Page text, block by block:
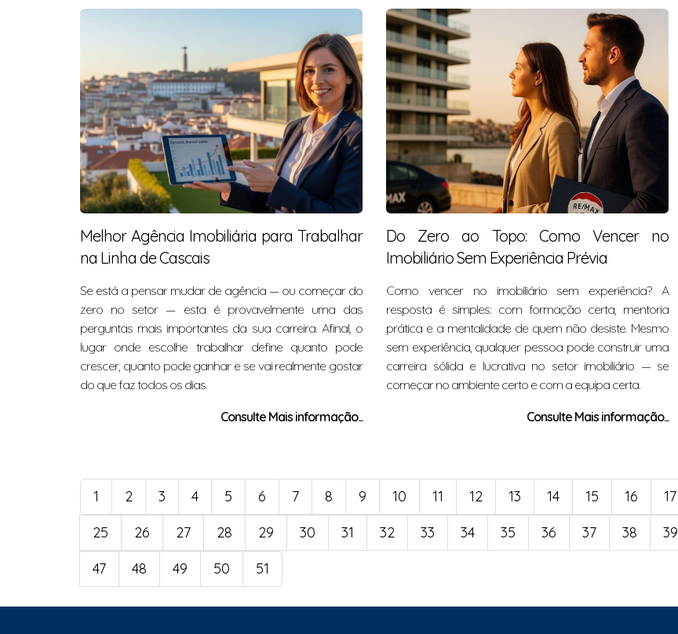
Melhor Agência Imobiliária para Trabalhar
na Linha de Cascais
Se está a pensar mudar de agência — ou começar do
zero no setor — esta é provavelmente uma das
perguntas mais importantes da sua carreira. Afinal, o
lugar onde escolhe trabalhar define quanto pode
crescer, quanto pode ganhar e se vai realmente gostar
do que faz todos os dias.
Consulte Mais informação...
Do Zero ao Topo: Como Vencer no
Imobiliário Sem Experiência Prévia
Como vencer no imobiliário sem experiência? A
resposta é simples: com formação certa, mentoria
prática e a mentalidade de quem não desiste. Mesmo
sem experiência, qualquer pessoa pode construir uma
carreira sólida e lucrativa no setor imobiliário — se
começar no ambiente certo e com a equipa certa.
Consulte Mais informação...
1 2 3 4 5 6 7 8 9 10 11 12 13 14 15 16 17
25
26 27 28 29 30 31 32 33 34 35 36 37 38 39
47
48 49 50 51